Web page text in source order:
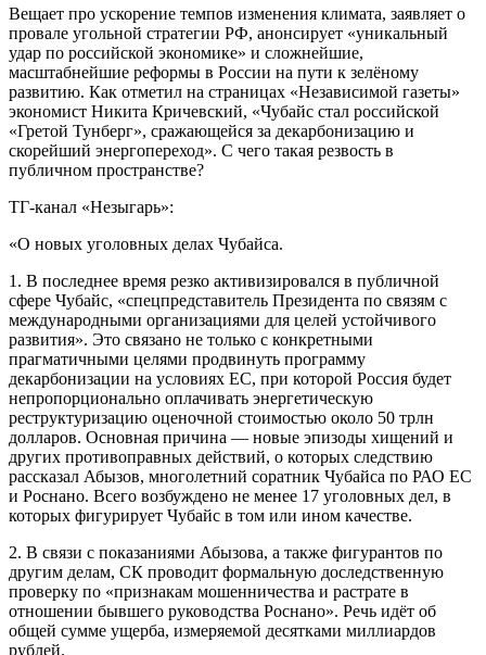
Вещает про ускорение темпов изменения климата, заявляет о
провале угольной стратегии РФ, анонсирует «уникальный
удар по российской экономике» и сложнейшие,
масштабнейшие реформы в России на пути к зелёному
развитию. Как отметил на страницах «Независимой газеты»
экономист Никита Кричевский, «Чубайс стал российской
«Гретой Тунберг», сражающейся за декарбонизацию и
скорейший энергопереход». С чего такая резвость в
публичном пространстве?
ТГ-канал «Незыгарь»:
«О новых уголовных делах Чубайса.
1. В последнее время резко активизировался в публичной
сфере Чубайс, «спецпредставитель Президента по связям с
международными организациями для целей устойчивого
развития». Это связано не только с конкретными
прагматичными целями продвинуть программу
декарбонизации на условиях ЕС, при которой Россия будет
непропорционально оплачивать энергетическую
реструктуризацию оценочной стоимостью около 50 трлн
долларов. Основная причина — новые эпизоды хищений и
других противоправных действий, о которых следствию
рассказал Абызов, многолетний соратник Чубайса по РАО ЕС
и Роснано. Всего возбуждено не менее 17 уголовных дел, в
которых фигурирует Чубайс в том или ином качестве.
2. В связи с показаниями Абызова, а также фигурантов по
другим делам, СК проводит формальную доследственную
проверку по «признакам мошенничества и растрате в
отношении бывшего руководства Роснано». Речь идёт об
общей сумме ущерба, измеряемой десятками миллиардов
рублей.